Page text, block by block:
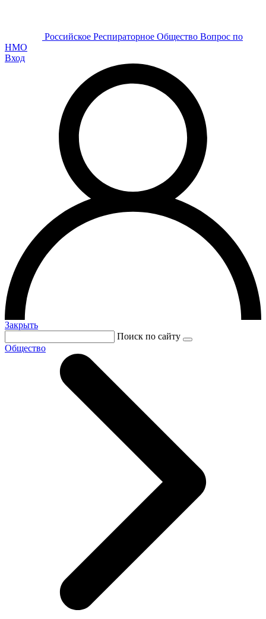
Российское Респираторное Общество Вопрос по
НМО
Вход
Закрыть
Поиск по сайту
Общество